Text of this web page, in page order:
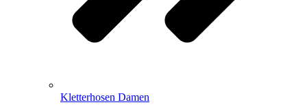
Kletterhosen Damen